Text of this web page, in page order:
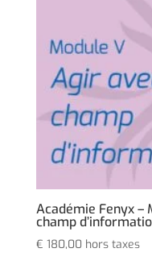
Académie Fenyx –
champ
€ 180,00 hors taxes